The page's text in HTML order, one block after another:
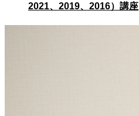
2021、2019、2016）講座